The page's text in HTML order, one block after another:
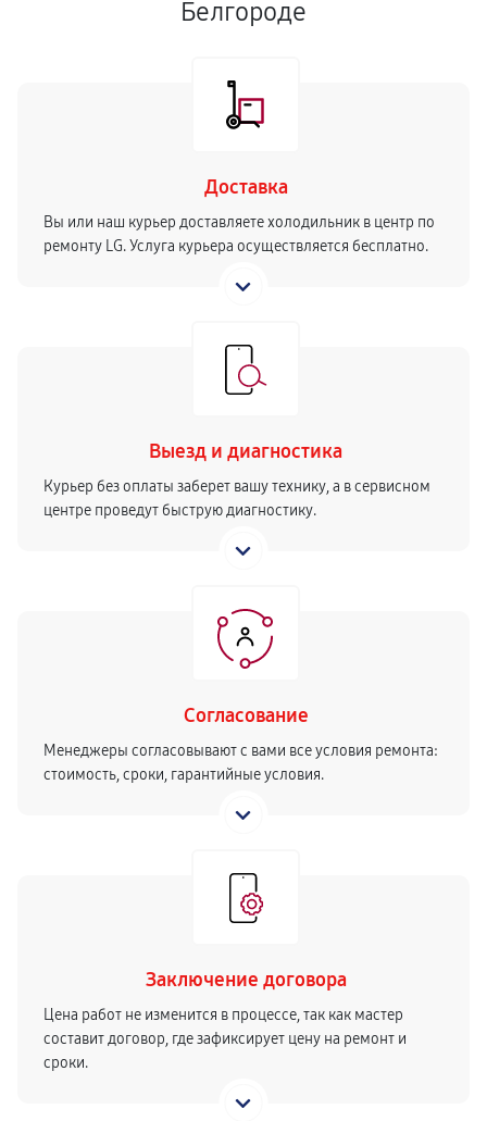
Белгороде
Доставка
Вы или наш курьер доставляете холодильник в центр по
ремонту LG. Услуга курьера осуществляется бесплатно.
Выезд и диагностика
Курьер без оплаты заберет вашу технику, а в сервисном
центре проведут быструю диагностику.
Согласование
Менеджеры согласовывают с вами все условия ремонта:
стоимость, сроки, гарантийные условия.
Заключение договора
Цена работ не изменится в процессе, так как мастер
составит договор, где зафиксирует цену на ремонт и
сроки.